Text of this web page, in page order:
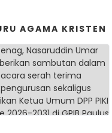
AGAMA KRISTEN